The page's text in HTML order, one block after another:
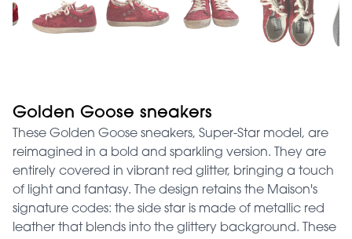
Golden Goose sneakers
These Golden Goose sneakers, Super-Star model, are
reimagined in a bold and sparkling version. They are
entirely covered in vibrant red glitter, bringing a touch
of light and fantasy. The design retains the Maison's
signature codes: the side star is made of metallic red
leather that blends into the glittery background. These